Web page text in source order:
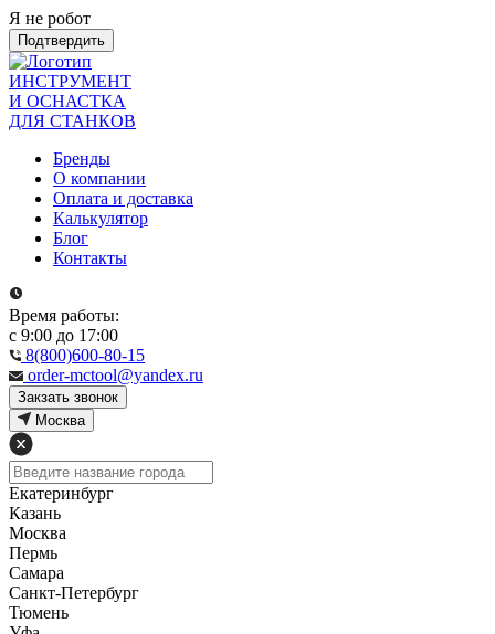
Я не робот
Подтвердить
ИНСТРУМЕНТ
И ОСНАСТКА
ДЛЯ СТАНКОВ
Бренды
О компании
Оплата и доставка
Калькулятор
Блог
Контакты
Время работы:
с 9:00 до 17:00
8(800)600-80-15
order-mctool@yandex.ru
Закзать звонок
Москва
Екатеринбург
Казань
Москва
Пермь
Самара
Санкт-Петербург
Тюмень